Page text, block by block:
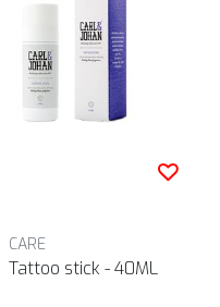
CARE
Tattoo stick - 40ML